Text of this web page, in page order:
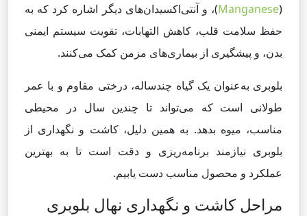
(
Manganese)، و آنتی‌اکسیدان‌های دیگر اشاره کرد که به
حفظ سلامت قلب، کاهش التهابات، تقویت سیستم ایمنی
بدن، و پیشگیری از بیماری‌های مزمن کمک می‌کنند.
بلوبری به‌عنوان یک گیاه چندساله، درختی مقاوم و با عمر
طولانی است که می‌تواند تا چندین سال در محیطی
مناسب، میوه بدهد. به همین دلیل، کاشت و نگهداری از
بلوبری نیازمند برنامه‌ریزی و دقت است تا به بهترین
عملکرد و محصول مناسب دست یابیم.
مراحل کاشت و نگهداری نهال بلوبری